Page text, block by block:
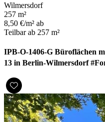
Wilmersdorf
257 m²
8,50 €/m² ab
Teilbar ab 257 m²
IPB-O-1406-G Büroflächen
13 in Berlin-Wilmersdorf